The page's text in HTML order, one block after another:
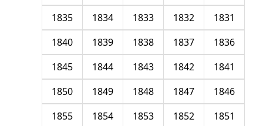
1831
1832
1833
1834
1835
1836
1837
1838
1839
1840
1841
1842
1843
1844
1845
1846
1847
1848
1849
1850
1851
1852
1853
1854
1855